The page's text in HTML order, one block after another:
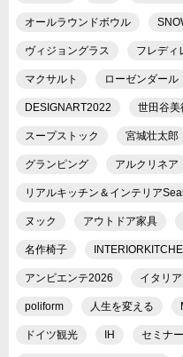
オールラウンドボウル
ヴィジョングラス フレディ
マクサルト ローゼンダール
DESIGNART2022 世田谷美
スープストック 宮城壮太郎
グランピング アルクリネア
リアルキッチン＆インテリア
ヌック アウトドア家具
名作椅子
アンビエンテ2026 イタリ
poliform 人生を変える
ドイツ観光 IH セミナー